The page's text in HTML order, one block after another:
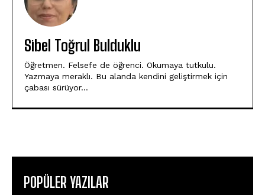
Sibel Toğrul Bulduklu
Öğretmen. Felsefe de öğrenci. Okumaya tutkulu.
Yazmaya meraklı. Bu alanda kendini geliştirmek için
çabası sürüyor…
POPÜLER YAZILAR